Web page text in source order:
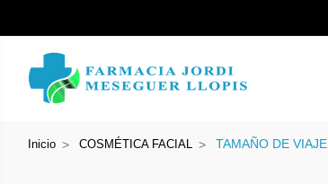
Inicio COSMÉTICA FACIAL TAMAÑO DE VIAJE